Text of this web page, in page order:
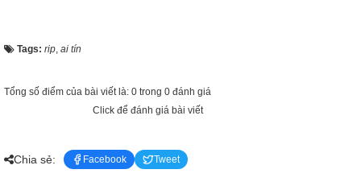
Tags: rip, ai tín
Tổng số điểm của bài viết là: 0 trong 0 đánh giá
Click để đánh giá bài viết
Chia sẻ: Facebook Tweet